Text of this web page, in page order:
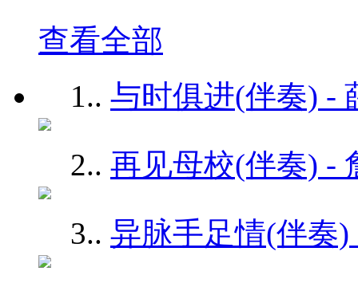
查看全部
1.. 与时俱进(伴奏) -
2.. 再见母校(伴奏) -
3.. 异脉手足情(伴奏)